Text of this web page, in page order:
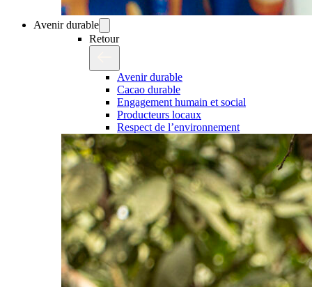
Avenir durable
Retour
Avenir durable
Cacao durable
Engagement humain et social
Producteurs locaux
Respect de l’environnement